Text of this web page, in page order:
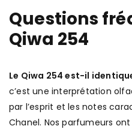
Questions
Qiwa 254
Le Qiwa 254 est-il
c’est une interprétation
par l’esprit et les notes
Chanel. Nos parfumeurs